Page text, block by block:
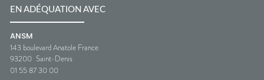
EN ADÉQUATION AVEC
ANSM
143 boulevard Anatole France
93200 Saint-Denis
01 55 87 30 00